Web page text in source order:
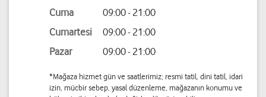
Cuma
09:00 - 21:00
Cumartesi
09:00 - 21:00
Pazar
09:00 - 21:00
*Mağaza hizmet gün ve saatlerimiz; resmi tatil, dini tatil, idari
izin, mücbir sebep, yasal düzenleme, mağazanın konumu ve